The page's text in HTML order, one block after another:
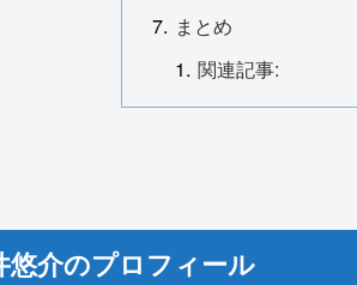
まとめ
関連記事:
悠介のプロフィール